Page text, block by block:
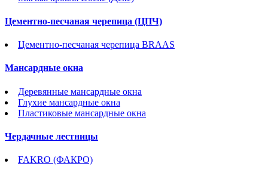
Цементно-песчаная черепица (ЦПЧ)
Цементно-песчаная черепица BRAAS
Мансардные окна
Деревянные мансардные окна
Глухие мансардные окна
Пластиковые мансардные окна
Чердачные лестницы
FAKRO (ФАКРО)